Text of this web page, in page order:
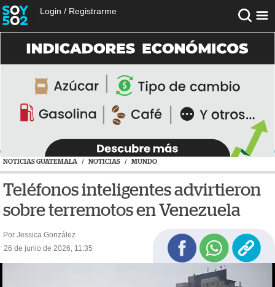
Login / Registrarme
NOTICIAS GUATEMALA / NOTICIAS / MUNDO
Teléfonos inteligentes advirtieron
sobre terremotos en Venezuela
Por Jessica González
26 de junio de 2026, 11:35